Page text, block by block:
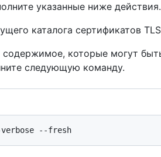
указанные ниже действия.
каталога сертификатов
которые могут
следующую команду.